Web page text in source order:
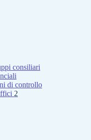
consiliari
di controllo
2